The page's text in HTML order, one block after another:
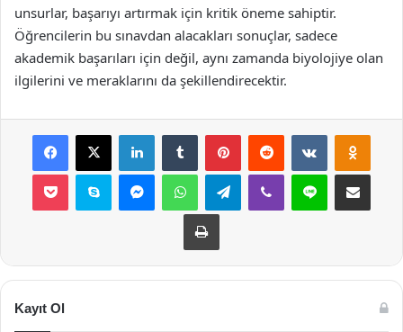
unsurlar, başarıyı artırmak için kritik öneme sahiptir.
Öğrencilerin bu sınavdan alacakları sonuçlar, sadece
akademik başarıları için değil, aynı zamanda biyolojiye olan
ilgilerini ve meraklarını da şekillendirecektir.
Facebook
X LinkedInTumblr PinterestReddit VKontakte
Pocket Skype MessengerWhatsAppTelegramViber Line E-Posta ile
Yazdır
Kayıt Ol